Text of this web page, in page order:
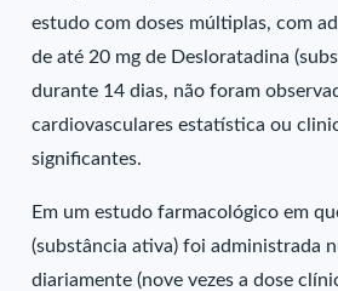
estudo com doses múltiplas, com
de até 20 mg de Desloratadina
durante 14 dias, não foram
cardiovasculares estatística ou
significantes.
Em um estudo farmacológico em
(substância ativa) foi administrada
diariamente (nove vezes a dose